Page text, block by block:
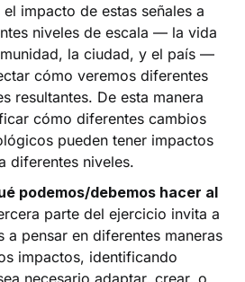
impacto de estas señales a
niveles de escala — la vida
la ciudad, y el país —
cómo veremos diferentes
resultantes. De esta manera
cómo diferentes cambios
pueden tener impactos
diferentes niveles.
podemos/debemos hacer al
parte del ejercicio invita a
a pensar en diferentes maneras
impactos, identificando